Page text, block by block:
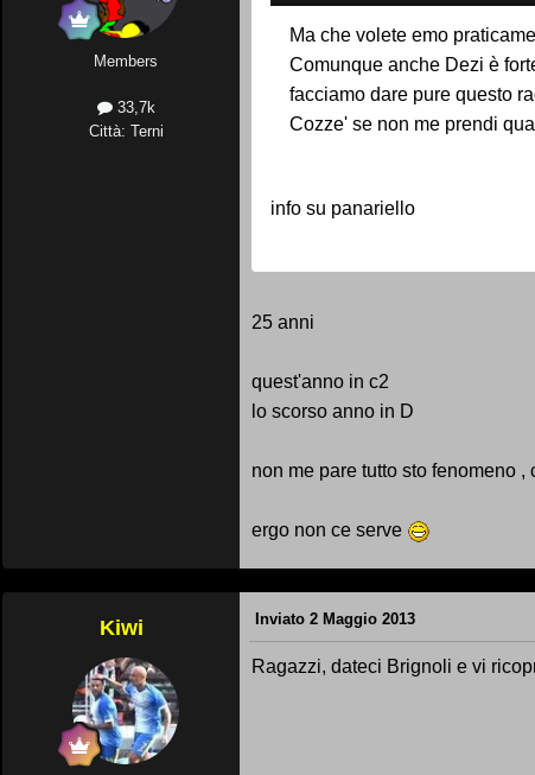
Members
33,7k
Città: Terni
Ma che volete emo
Comunque anche Dezi è
facciamo dare pure questo
Cozze' se non me prendi
info su panariello
25 anni
quest'anno in c2
lo scorso anno in D
non me pare tutto sto fenomeno
ergo non ce serve
Kiwi Inviato 2 Maggio 2013
Ragazzi, dateci Brignoli e vi